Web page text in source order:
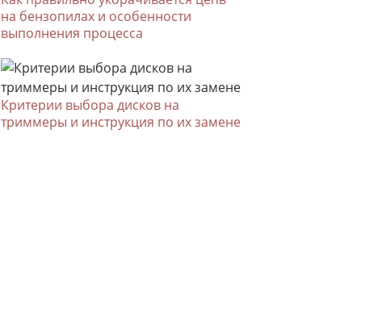
на бензопилах и особенности
выполнения процесса
Критерии выбора дисков на
триммеры и инструкция по их замене